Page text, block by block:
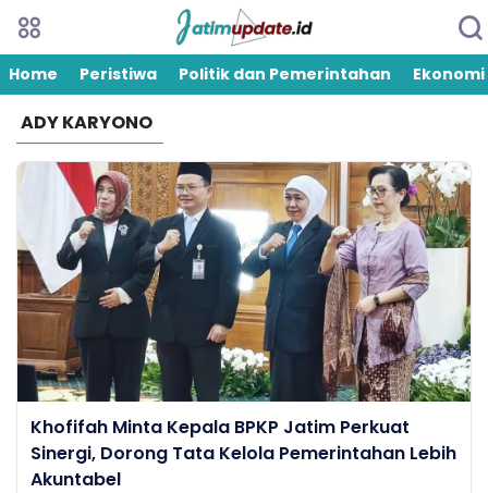
Home Peristiwa Politik dan Pemerintahan Ekonomi
ADY KARYONO
Khofifah Minta Kepala BPKP Jatim Perkuat
Sinergi, Dorong Tata Kelola Pemerintahan Lebih
Akuntabel